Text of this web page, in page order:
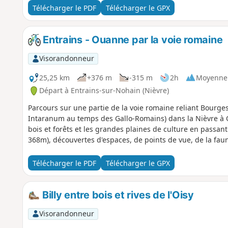
Télécharger le PDF Télécharger le GPX
Entrains - Ouanne par la voie romaine
Visorandonneur
25,25 km
+376 m -315 m 2h
Moyenne
Départ à Entrains-sur-Nohain (Nièvre)
Parcours sur une partie de la voie romaine reliant
Intaranum au temps des Gallo-Romains) dans la Nièvre
bois et forêts et les grandes plaines de culture en
368m), découvertes d'espaces, de points de vue, de la
Télécharger le PDF Télécharger le GPX
Billy entre bois et rives de l'Oisy
Visorandonneur